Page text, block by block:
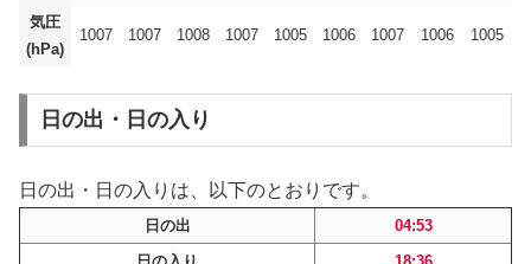
気圧
(hPa)
1007 1007 1008 1007 1005 1006 1007 1006 1005
日の出・日の入り
日の出・日の入りは、以下のとおりです。
日の出
04:53